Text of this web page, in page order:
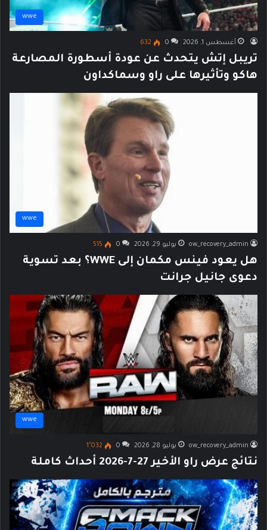
wwe
أغسطس 1, 2026 0
632
تريبل إتش يتحدث عن عودة أسطورة المصارعة
هاكو وتأثيرها على راو وسماكداون
wwe
ow_recovery_admin يوليو 29, 2026 0
515
هل يعود فينس مكمان إلى WWE؟ بعد تسوية
دعوى جانيل جرانت
wwe
ow_recovery_admin يوليو 28, 2026 0 1٬032
نتائج عرض راو الأخير 27-7-2026 أحداث كاملة